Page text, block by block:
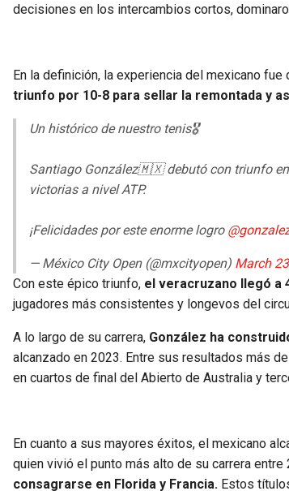
decisiones en los intercambios cortos,
En la definición, la experiencia del mexicano
triunfo por 10-8 para sellar la remontada y
Un histórico de nuestro tenis🎖️
Santiago González🇲🇽 debutó con triunfo en
victorias a nivel ATP.
¡Felicidades por este enorme logro
— México City Open (@mxcityopen) March
Con este épico triunfo, el veracruzano llegó a
jugadores más consistentes y longevos del
A lo largo de su carrera, González ha
alcanzado en 2023. Entre sus resultados más
en cuartos de final del Abierto de Australia y
En cuanto a sus mayores éxitos, el mexicano
quien vivió el punto más alto de su carrera entre
consagrarse en Florida y Francia. Estos